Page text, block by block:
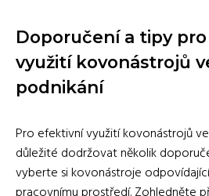
Doporučení a tipy
využití kovonástrojů
podnikání
Pro efektivní využití kovonástrojů
důležité dodržovat několik
vyberte si kovonástroje